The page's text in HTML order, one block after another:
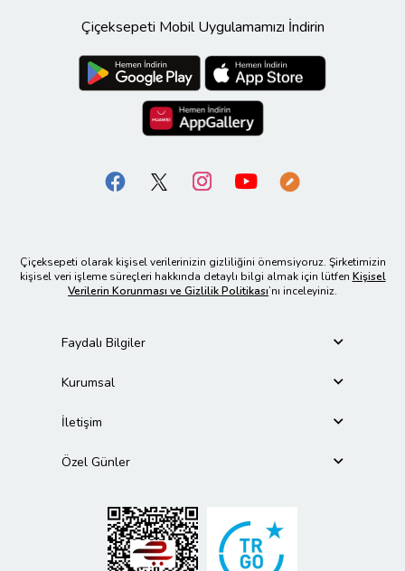
Çiçeksepeti Mobil Uygulamamızı İndirin
Çiçeksepeti olarak kişisel verilerinizin gizliliğini önemsiyoruz. Şirketimizin
kişisel veri işleme süreçleri hakkında detaylı bilgi almak için lütfen Kişisel
Verilerin Korunması ve Gizlilik Politikası’nı inceleyiniz.
Faydalı Bilgiler
Kurumsal
İletişim
Özel Günler